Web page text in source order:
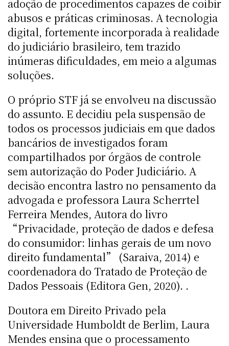
adoção de procedimentos capazes de coibir
abusos e práticas criminosas. A tecnologia
digital, fortemente incorporada à realidade
do judiciário brasileiro, tem trazido
inúmeras dificuldades, em meio a algumas
soluções.
O próprio STF já se envolveu na discussão
do assunto. E decidiu pela suspensão de
todos os processos judiciais em que dados
bancários de investigados foram
compartilhados por órgãos de controle
sem autorização do Poder Judiciário. A
decisão encontra lastro no pensamento da
advogada e professora Laura Scherrtel
Ferreira Mendes, Autora do livro
“Privacidade, proteção de dados e defesa
do consumidor: linhas gerais de um novo
direito fundamental” (Saraiva, 2014) e
coordenadora do Tratado de Proteção de
Dados Pessoais (Editora Gen, 2020). .
Doutora em Direito Privado pela
Universidade Humboldt de Berlim, Laura
Mendes ensina que o processamento